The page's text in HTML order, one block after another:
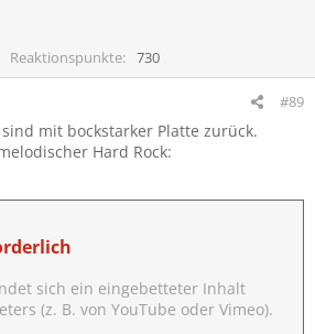
Reaktionspunkte 730
#89
mit bockstarker Platte zurück.
Hard Rock:
sich ein eingebetteter Inhalt
(z. B. von YouTube oder Vimeo).